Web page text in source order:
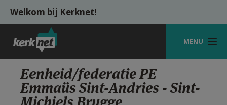
Overslaan en naar de inhoud gaan
Welkom bij Kerknet!
MENU
STARTPAGINA
KERK
Eenheid/federatie PE
Emmaüs Sint-Andries - Sint-